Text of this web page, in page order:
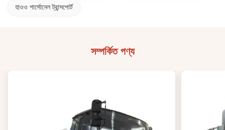
হাওও পার্সোনেল ট্রান্সপোর্ট
সম্পর্কিত পণ্য